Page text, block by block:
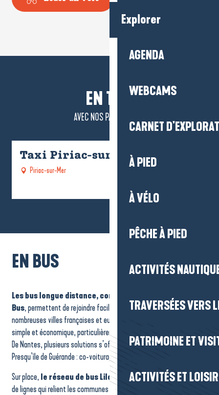
Explorer
AGENDA
WEBCAMS
CARNET
À PIED
À VÉLO
PÊCHE À PIED
ACTIVITÉS
TRAVERSÉES VERS
PATRIMOINE ET
ACTIVITÉS ET
EN TAXI
AVEC NOS PARTENAIRES
Taxi Piriac-sur-Mer (PSM)
Piriac-sur-Mer
EN BUS
Les bus longue distance, comme FlixBus ou BlaBlaCar
Bus, permettent de rejoindre facilement la ville de Nantes depuis de
nombreuses villes françaises et européennes. C’est une solution
simple et économique, particulièrement adaptée aux courts séjours.
De Nantes, plusieurs solutions s’offrent à vous pour rejoindre la
Presqu’île de Guérande : co-voiturage, train,…
Sur place, le réseau de bus Lila Presqu’île propose un réseau
de lignes qui relient les communes du littoral, la cité médiévale de